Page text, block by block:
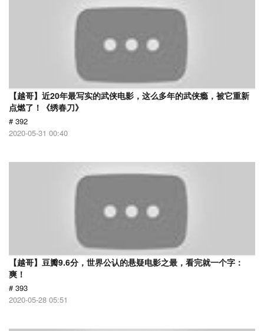
【越哥】近20年最写实的武侠电影，这么多年的武侠瘾，被它重新
点燃了！《绣春刀》
# 392
2020-05-31 00:40
【越哥】豆瓣9.6分，世界公认的悬疑电影之最，看完就一个字：
爽！
# 393
2020-05-28 05:51